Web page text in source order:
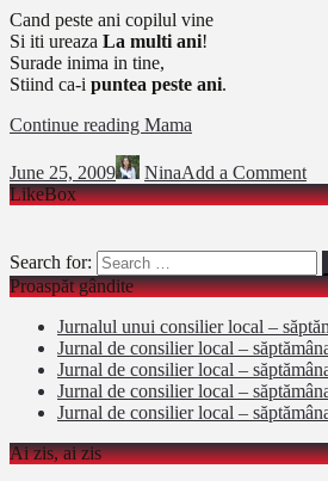
Cand peste ani copilul vine
Si iti ureaza La multi ani!
Surade inima in tine,
Stiind ca-i puntea peste ani.
Continue reading Mama
June 25, 2009 NinaAdd a Comment
LikeBox
Search for:
Proaspăt gândite
Jurnalul unui consilier local –
Jurnal de consilier local –
Jurnal de consilier local –
Jurnal de consilier local –
Jurnal de consilier local –
Ai zis, ai zis